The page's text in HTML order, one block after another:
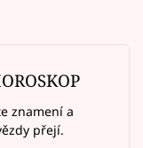
znamení a
přejí.